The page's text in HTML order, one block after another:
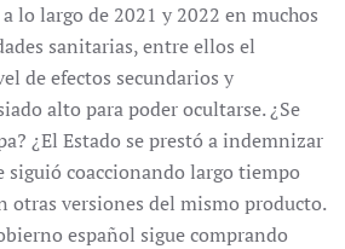
lo largo de 2021 y 2022 en muchos
sanitarias, entre ellos el
de efectos secundarios y
alto para poder ocultarse. ¿Se
¿El Estado se prestó a indemnizar
siguió coaccionando largo tiempo
otras versiones del mismo producto.
español sigue comprando